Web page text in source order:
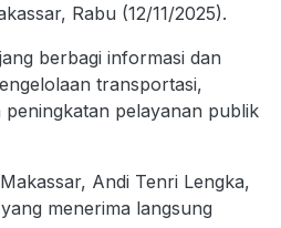
Rabu (12/11/2025).
berbagi informasi dan
transportasi,
pelayanan publik
Andi Tenri Lengka,
menerima langsung